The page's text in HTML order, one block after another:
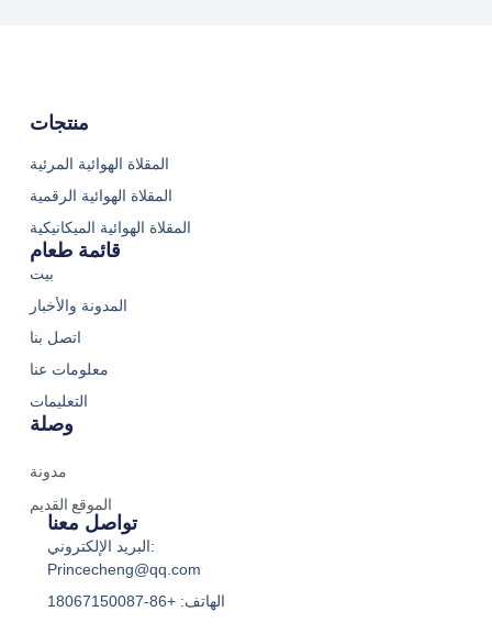
منتجات
المقلاة الهوائية المرئية
المقلاة الهوائية الرقمية
المقلاة الهوائية الميكانيكية
قائمة طعام
بيت
المدونة والأخبار
اتصل بنا
معلومات عنا
التعليمات
وصلة
مدونة
الموقع القديم
تواصل معنا
البريد الإلكتروني:
Princecheng@qq.com